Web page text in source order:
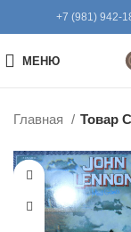
+7 (981) 942-
МЕНЮ
Главная Товар